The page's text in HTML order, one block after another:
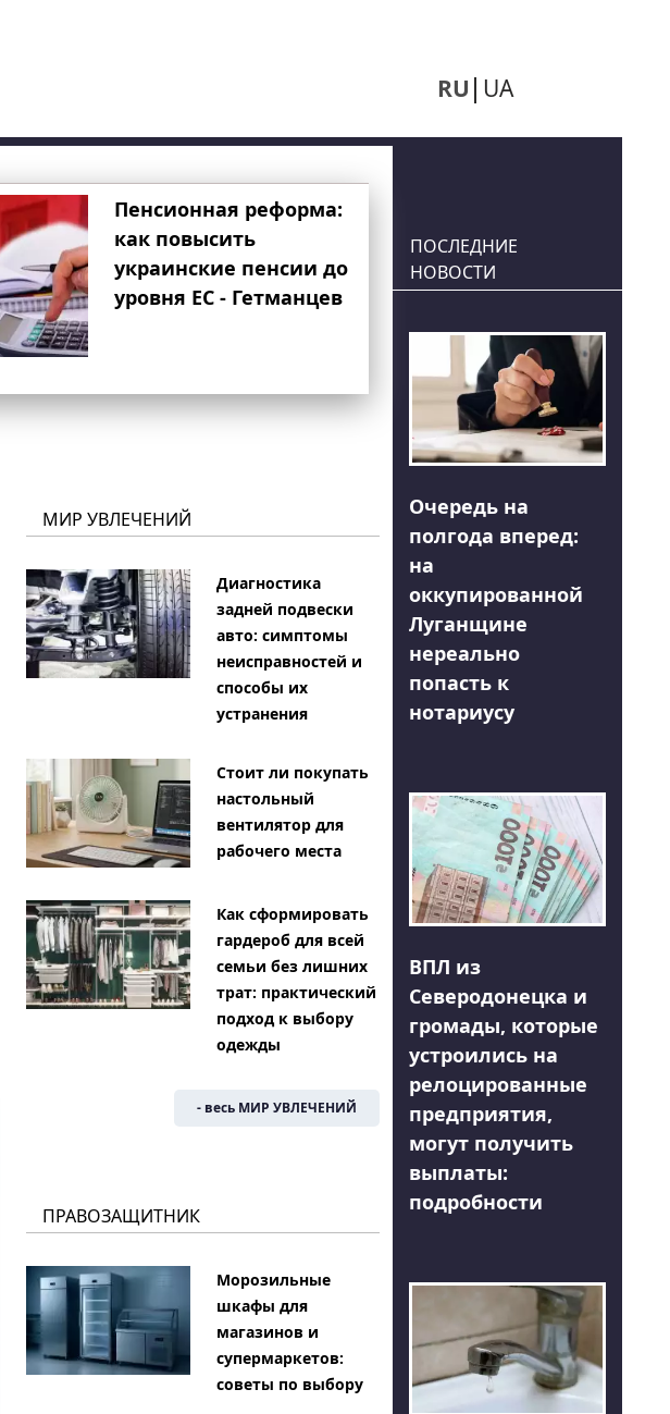
RU UA
Пенсионная реформа:
как повысить
украинские пенсии до
уровня ЕС - Гетманцев
МИР УВЛЕЧЕНИЙ
Диагностика
задней подвески
авто: симптомы
неисправностей и
способы их
устранения
Стоит ли покупать
настольный
вентилятор для
рабочего места
Как сформировать
гардероб для всей
семьи без лишних
трат: практический
подход к выбору
одежды
- весь МИР УВЛЕЧЕНИЙ
ПРАВОЗАЩИТНИК
Морозильные
шкафы для
магазинов и
супермаркетов:
советы по выбору
ПОСЛЕДНИЕ
НОВОСТИ
Очередь на
полгода вперед:
на
оккупированной
Луганщине
нереально
попасть к
нотариусу
ВПЛ из
Северодонецка и
громады, которые
устроились на
релоцированные
предприятия,
могут получить
выплаты:
подробности